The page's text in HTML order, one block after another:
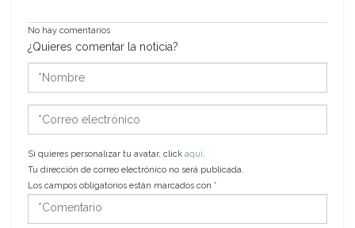
No hay comentarios
¿Quieres comentar la noticia?
*Nombre
*Correo
electrónico
Si quieres personalizar tu avatar, click aquí.
Tu dirección de correo electrónico no será publicada.
Los campos obligatorios están marcados con *
*Comentario